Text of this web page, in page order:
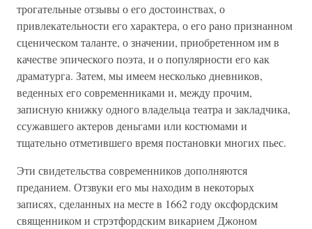
трогательные отзывы о его достоинствах, о
привлекательности его характера, о его рано признанном
сценическом таланте, о значении, приобретенном им в
качестве эпического поэта, и о популярности его как
драматурга. Затем, мы имеем несколько дневников,
веденных его современниками и, между прочим,
записную книжку одного владельца театра и закладчика,
ссужавшего актеров деньгами или костюмами и
тщательно отметившего время постановки многих пьес.
Эти свидетельства современников дополняются
преданием. Отзвуки его мы находим в некоторых
записях, сделанных на месте в 1662 году оксфордским
священником и стрэтфордским викарием Джоном